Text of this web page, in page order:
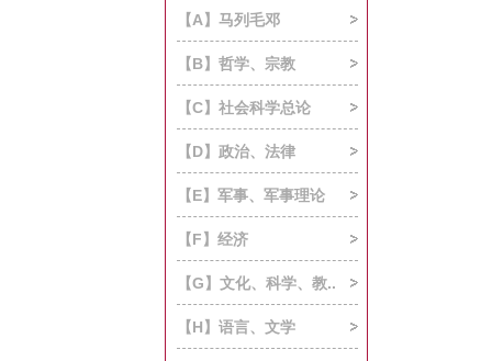
【A】马列毛邓
【B】哲学、宗教
【C】社会科学总论
【D】政治、法律
【E】军事、军事理论
【F】经济
【G】文化、科学、教..
【H】语言、文学